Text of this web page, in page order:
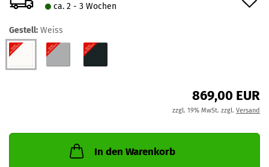
ca. 2 - 3 Wochen
Gestell: Weiss
869,00 EUR
zzgl. 19% MwSt. zzgl. Versand
In den Warenkorb